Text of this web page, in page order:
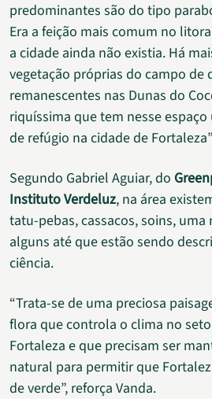
predominantes são do tipo
Era a feição mais comum no
a cidade ainda não existia. Há
vegetação próprias do campo de
remanescentes nas Dunas do
riquíssima que tem nesse
de refúgio na cidade de
Segundo Gabriel Aguiar, do
Instituto Verdeluz, na área
tatu-pebas, cassacos, soins, uma
alguns até que estão sendo
ciência.
“Trata-se de uma preciosa
flora que controla o clima no
Fortaleza e que precisam ser
natural para permitir que
de verde”, reforça Vanda.